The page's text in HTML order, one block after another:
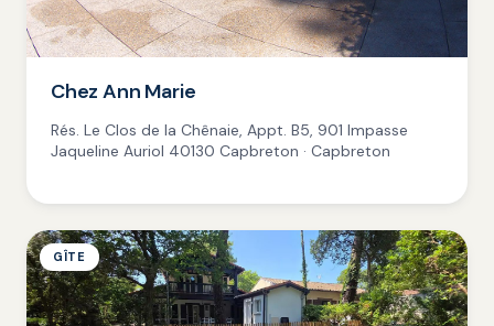
Chez Ann Marie
Rés. Le Clos de la Chênaie, Appt. B5, 901 Impasse
Jaqueline Auriol 40130 Capbreton · Capbreton
GÎTE